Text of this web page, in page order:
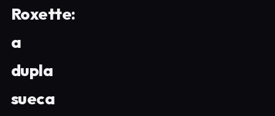
Roxette:
a
dupla
sueca